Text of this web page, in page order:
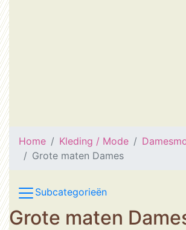
Home Kleding / Mode
Grote maten Dames
Subcategorieën
Grote maten